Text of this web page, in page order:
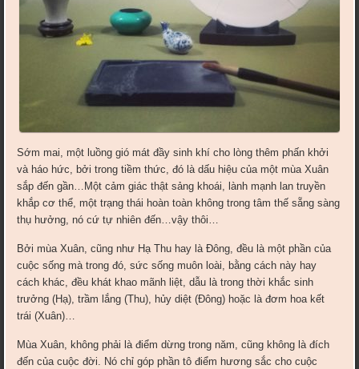
Sớm mai, một luồng gió mát đầy sinh khí cho lòng thêm phấn khởi
và háo hức, bởi trong tiềm thức, đó là dấu hiệu của một mùa Xuân
sắp đến gần…Một cảm giác thật sảng khoái, lành mạnh lan truyền
khắp cơ thể, một trạng thái hoàn toàn không trong tâm thế sẵng sàng
thụ hưởng, nó cứ tự nhiên đến…vậy thôi…
Bởi mùa Xuân, cũng như Hạ Thu hay là Đông, đều là một phần của
cuộc sống mà trong đó, sức sống muôn loài, bằng cách này hay
cách khác, đều khát khao mãnh liệt, dẫu là trong thời khắc sinh
trưởng (Hạ), trầm lắng (Thu), hủy diệt (Đông) hoặc là đơm hoa kết
trái (Xuân)…
Mùa Xuân, không phải là điểm dừng trong năm, cũng không là đích
đến của cuộc đời. Nó chỉ góp phần tô điểm hương sắc cho cuộc